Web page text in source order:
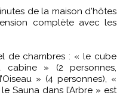
de la maison d'hôtes
complète avec les
de chambres : « le cube
» (2 personnes,
» (4 personnes), «
Sauna dans l’Arbre » est